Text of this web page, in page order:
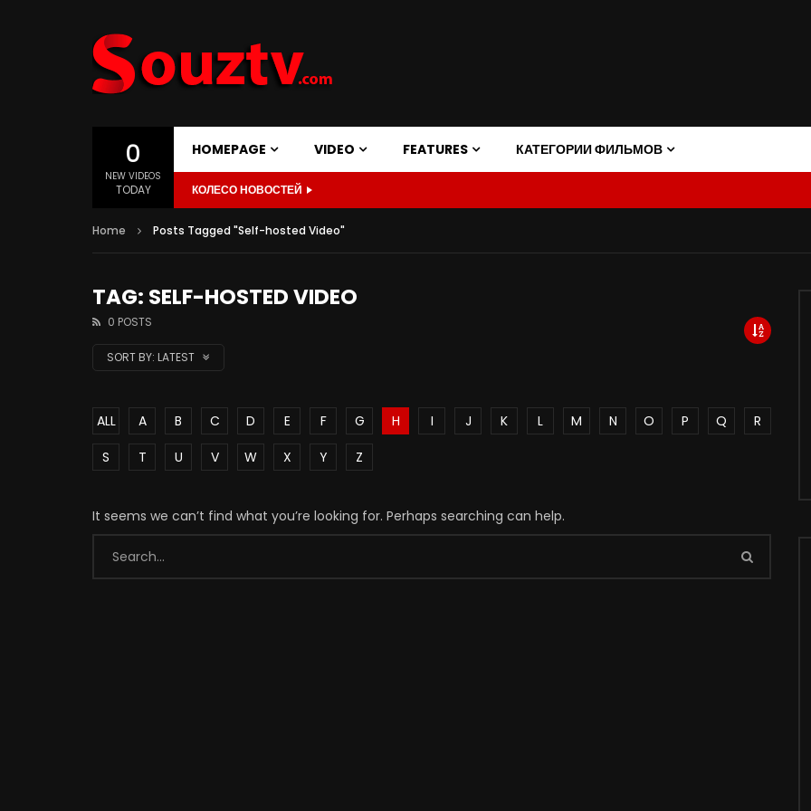
0
NEW VIDEOS
TODAY
HOMEPAGE VIDEO FEATURES КАТЕГОРИИ ФИЛЬМОВ
КОЛЕСО НОВОСТЕЙ
Home Posts Tagged "Self-hosted Video"
TAG: SELF-HOSTED VIDEO
0 POSTS
SORT BY: LATEST
ALL A B C D E F G H I J K L M N O P Q
R
S
T U V W X Y Z
It seems we can’t find what you’re looking for. Perhaps searching can help.